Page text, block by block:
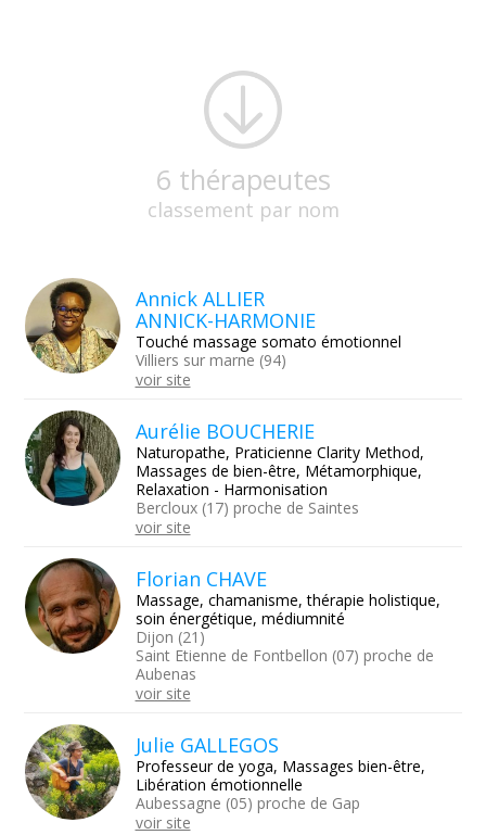
6 thérapeutes
classement par nom
Annick ALLIER
ANNICK-HARMONIE
Touché massage somato émotionnel
Villiers sur marne (94)
voir site
Aurélie BOUCHERIE
Naturopathe, Praticienne Clarity Method,
Massages de bien-être, Métamorphique,
Relaxation - Harmonisation
Bercloux (17) proche de Saintes
voir site
Florian CHAVE
Massage, chamanisme, thérapie holistique,
soin énergétique, médiumnité
Dijon (21)
Saint Etienne de Fontbellon (07) proche de
Aubenas
voir site
Julie GALLEGOS
Professeur de yoga, Massages bien-être,
Libération émotionnelle
Aubessagne (05) proche de Gap
voir site